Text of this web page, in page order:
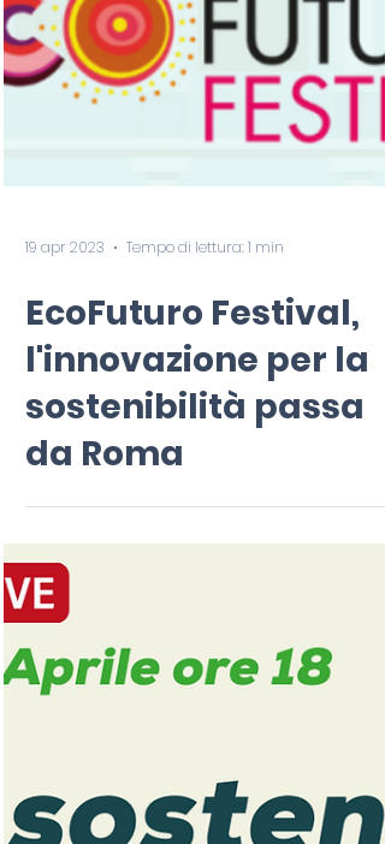
19 apr 2023 Tempo di lettura: 1 min
EcoFuturo Festival,
l'innovazione per la
sostenibilità passa
da Roma